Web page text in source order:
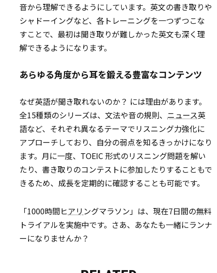
音から理解できるようにしています。英文の書き取りや
シャドーイングなど、各トレーニングを一つずつこな
すことで、最初は聞き取りが難しかった英文も深く理
解できるようになります。
あらゆる角度から耳を鍛える豊富なコンテンツ
なぜ英語が聞き取れないのか？ には理由があります。
全15種類のシリーズは、文法や音の規則、 ニュース英
語など、それぞれ異なるテーマでリスニング力強化に
アプローチしており、自分の弱点を知るきっかけになり
ます。月に一度、TOEIC 形式のリスニング問題を解い
たり、書き取りのコンテストに参加したりすることもで
きるため、成長を定期的に確認することも可能です。
「1000時間ヒアリ ングマラソン」は、現在7日間の無料
トライアルを実施中です。さあ、あなたも一緒にランナ
ーになりませんか？